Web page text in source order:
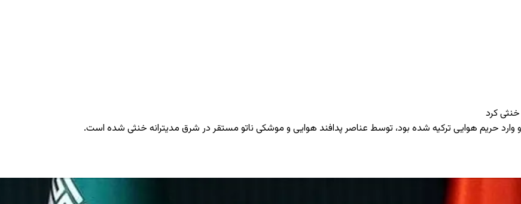
کرد
وارد حریم هوایی ترکیه شده بود، توسط عناصر پدافند هوایی و موشکی ناتو مستقر در شرق مدیترانه خنثی شده است.